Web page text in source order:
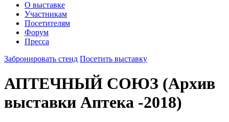
О выставке
Участникам
Посетителям
Форум
Пресса
Забронировать стенд Посетить выставку
АПТЕЧНЫЙ СОЮЗ (Архив
выставки Аптека -2018)